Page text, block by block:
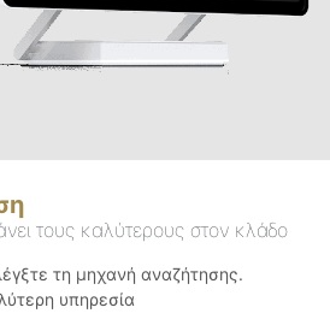
τους καλύτερους στον κλάδο
τη μηχανή αναζήτησης.
υπηρεσία